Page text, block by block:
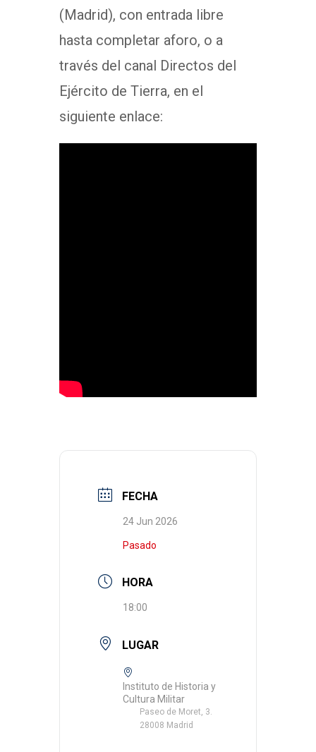
(Madrid), con entrada libre
hasta completar aforo, o a
través del canal Directos del
Ejército de Tierra, en el
siguiente enlace:
FECHA
24 Jun 2026
Pasado
HORA
18:00
LUGAR
Instituto de Historia y
Cultura Militar
Paseo de Moret, 3.
28008 Madrid